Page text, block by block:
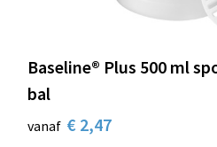
Baseline® Plus 500 ml
bal
vanaf € 2,47